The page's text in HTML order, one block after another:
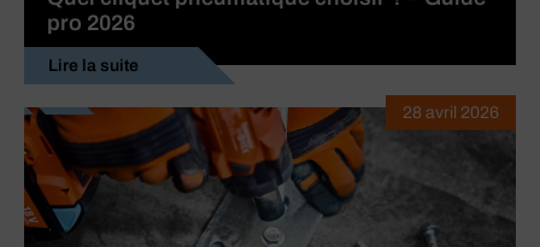
pro 2026
Lire la suite
28 avril 2026